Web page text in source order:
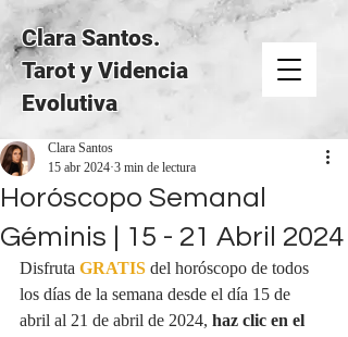
Clara Santos.
Tarot y Videncia
Evolutiva
Horóscopo Semanal
Géminis | 15 - 21 Abril 2024
Clara Santos
15 abr 20243 min de lectura
Disfruta GRATISdel horóscopo de todos
los días de la semana desde el día 15 de
abril al 21 de abril de 2024, haz clic en el